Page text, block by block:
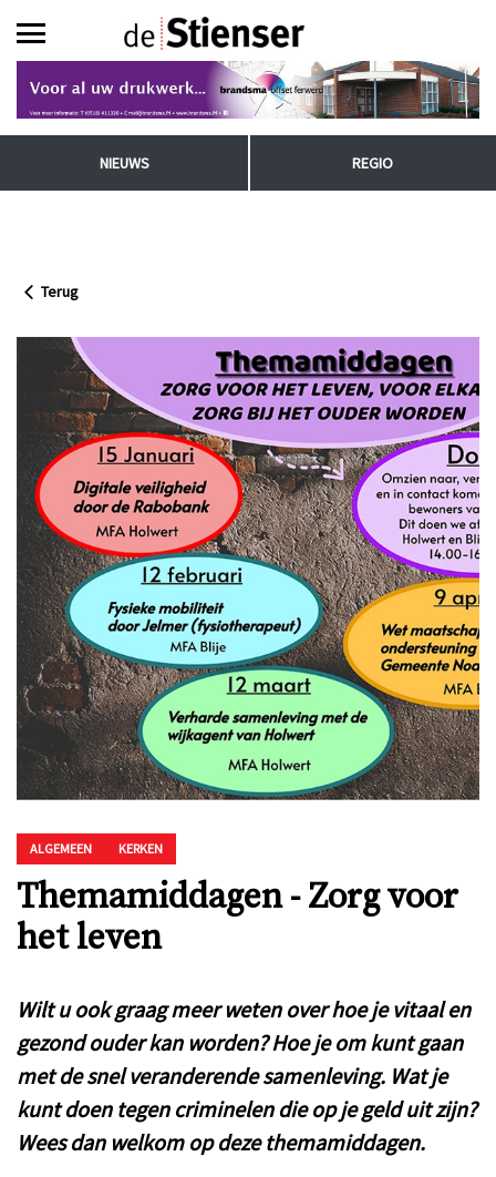
NIEUWS REGIO
Terug
ALGEMEEN KERKEN
Themamiddagen - Zorg voor
het leven
Wilt u ook graag meer weten over hoe je vitaal en
gezond ouder kan worden? Hoe je om kunt gaan
met de snel veranderende samenleving. Wat je
kunt doen tegen criminelen die op je geld uit zijn?
Wees dan welkom op deze themamiddagen.